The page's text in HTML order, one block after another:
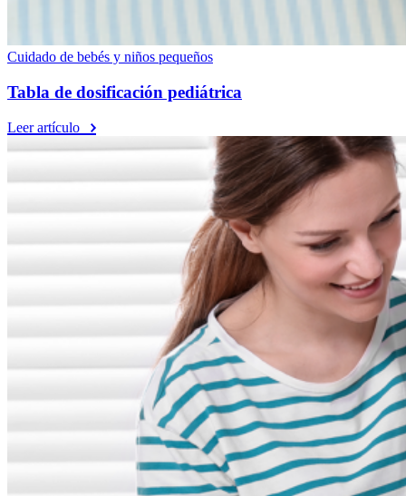
Cuidado de bebés y niños pequeños
Tabla de dosificación pediátrica
Leer artículo